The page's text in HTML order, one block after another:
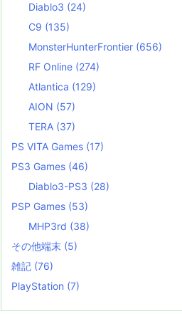
Diablo3 (24)
C9 (135)
MonsterHunterFrontier (656)
RF Online (274)
Atlantica (129)
AION (57)
TERA (37)
PS VITA Games (17)
PS3 Games (46)
Diablo3-PS3 (28)
PSP Games (53)
MHP3rd (38)
その他端末 (5)
雑記 (76)
PlayStation (7)